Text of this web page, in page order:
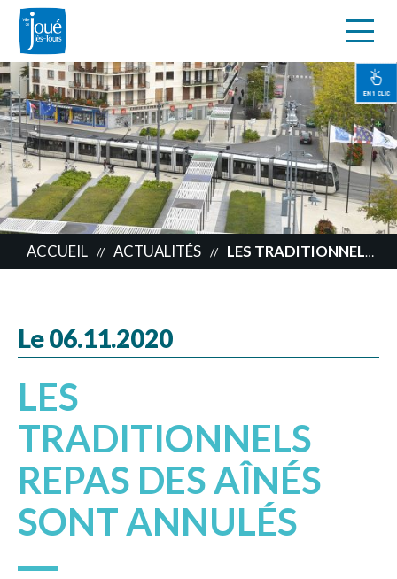
Aller
au
contenu
principal
EN 1 CLIC
ACCUEIL // ACTUALITÉS // LES TRADITIONNELS REPAS DES AÎNÉS SONT ANNULÉS
Le 06.11.2020
LES
TRADITIONNELS
REPAS DES AÎNÉS
SONT ANNULÉS